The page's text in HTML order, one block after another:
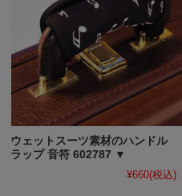
ウェットスーツ素材のハンドル
ラップ 音符 602787 ▼
¥660(税込)